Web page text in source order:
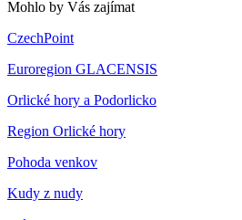
Mohlo by Vás zajímat
CzechPoint
Euroregion GLACENSIS
Orlické hory a Podorlicko
Region Orlické hory
Pohoda venkov
Kudy z nudy